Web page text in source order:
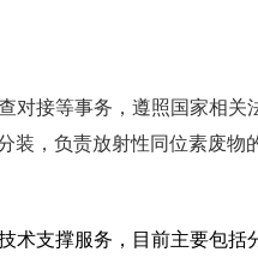
对接等事务，遵照国家相关
装，负责放射性同位素废物
术支撑服务，目前主要包括